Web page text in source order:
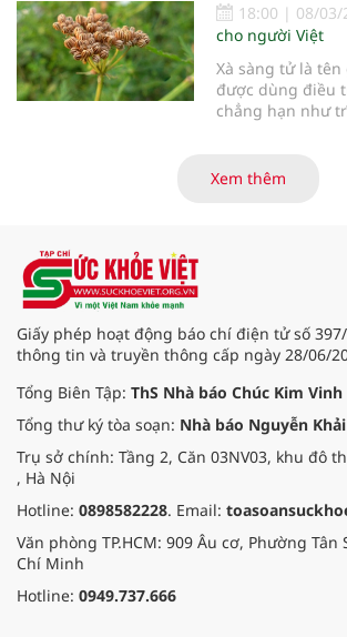
18:00 | 08/03/
cho người Việt
Xà sàng tử là
được dùng điều
chẳng hạn như
Xem thêm
Giấy phép hoạt động báo chí điện tử số 397/
thông tin và truyền thông cấp ngày 28/06/
Tổng Biên Tập: ThS Nhà báo Chúc Kim Vinh
Tổng thư ký tòa soạn: Nhà báo Nguyễn Khải
Trụ sở chính: Tầng 2, Căn 03NV03, khu đô
, Hà Nội
Hotline: 0898582228. Email:
Văn phòng TP.HCM: 909 Âu cơ, Phường Tân
Chí Minh
Hotline: 0949.737.666